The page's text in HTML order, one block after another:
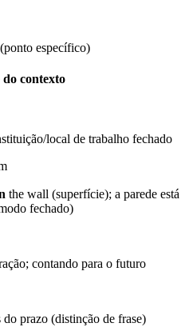
específico)
do contexto
local de trabalho fechado
the wall (superfície); a parede está
fechado)
contando para o futuro
prazo (distinção de frase)